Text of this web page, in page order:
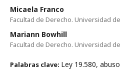
Micaela Franco
Facultad de Derecho. Universidad de
Mariann Bowhill
Facultad de Derecho. Universidad de
Palabras clave: Ley 19.580,